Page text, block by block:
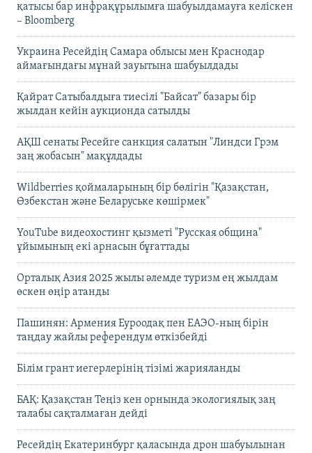
қатысы бар инфрақұрылымға шабуылдамауға келіскен
– Bloomberg
Украина Ресейдің Самара облысы мен Краснодар
аймағындағы мұнай зауытына шабуылдады
Қайрат Сатыбалдыға тиесілі "Байсат" базары бір
жылдан кейін аукционда сатылды
АҚШ сенаты Ресейге санкция салатын "Линдси Грэм
заң жобасын" мақұлдады
Wildberries қоймаларының бір бөлігін "Қазақстан,
Өзбекстан және Беларуське көшірмек"
YouTube видеохостинг қызметі "Русская община"
ұйымының екі арнасын бұғаттады
Орталық Азия 2025 жылы әлемде туризм ең жылдам
өскен өңір атанды
Пашинян: Армения Еуроодақ пен ЕАЭО-ның бірін
таңдау жайлы референдум өткізбейді
Білім грант иегерлерінің тізімі жарияланды
БАҚ: Қазақстан Теңіз кен орнында экологиялық заң
талабы сақталмаған дейді
Ресейдің Екатеринбург қаласында дрон шабуылынан